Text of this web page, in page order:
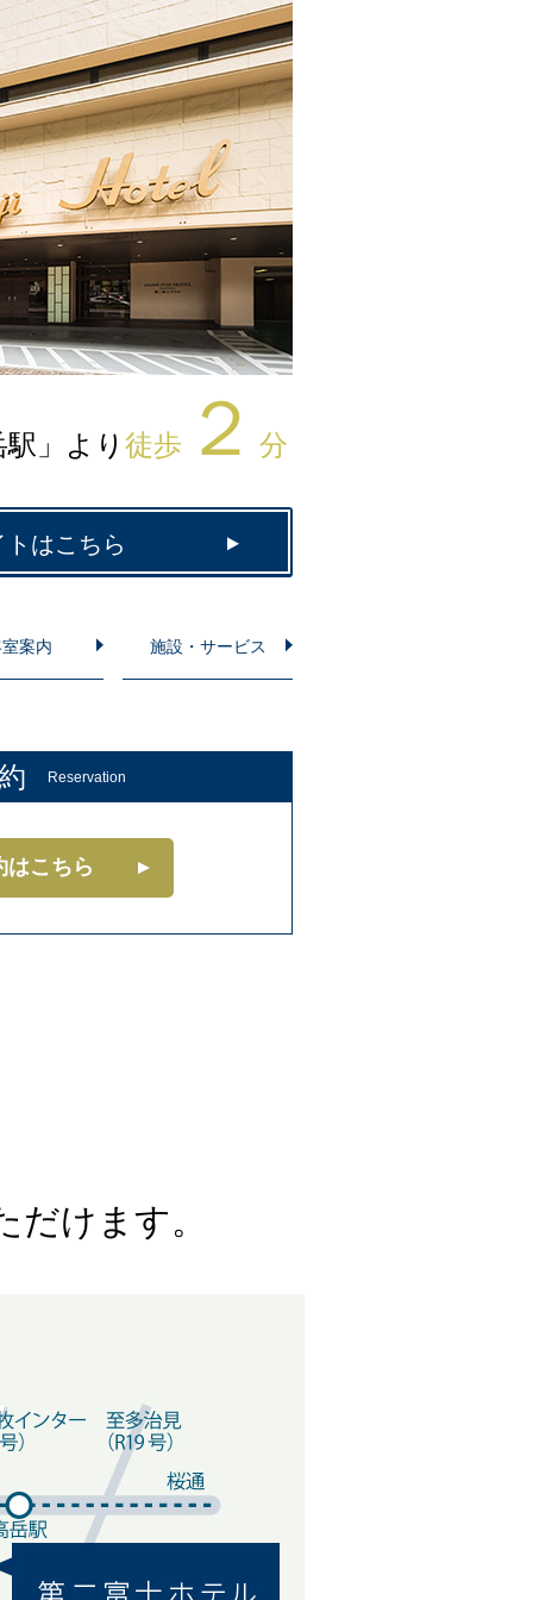
」より 徒歩 ２ 分
はこちら
案内 施設・サービス
Reservation
はこちら
けます。